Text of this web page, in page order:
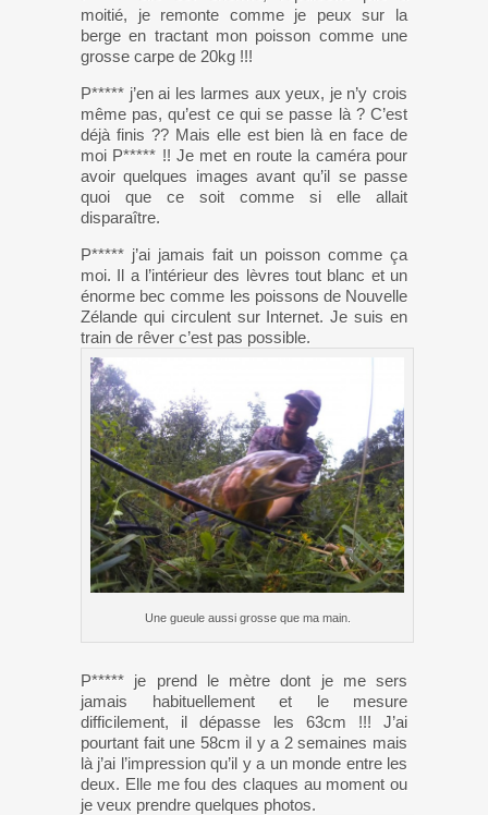
moitié, je remonte comme je peux sur la
berge en tractant mon poisson comme une
grosse carpe de 20kg !!!
P***** j’en ai les larmes aux yeux, je n’y crois
même pas, qu’est ce qui se passe là ? C’est
déjà finis ?? Mais elle est bien là en face de
moi P***** !! Je met en route la caméra pour
avoir quelques images avant qu’il se passe
quoi que ce soit comme si elle allait
disparaître.
P***** j’ai jamais fait un poisson comme ça
moi. Il a l’intérieur des lèvres tout blanc et un
énorme bec comme les poissons de Nouvelle
Zélande qui circulent sur Internet. Je suis en
train de rêver c’est pas possible.
Une gueule aussi grosse que ma main.
P***** je prend le mètre dont je me sers
jamais habituellement et le mesure
difficilement, il dépasse les 63cm !!! J’ai
pourtant fait une 58cm il y a 2 semaines mais
là j’ai l’impression qu’il y a un monde entre les
deux. Elle me fou des claques au moment ou
je veux prendre quelques photos.